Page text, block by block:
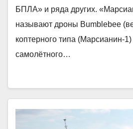
БПЛА» и ряда других.
называют дроны Bumblebee
коптерного типа (Марсианин-
самолётного…